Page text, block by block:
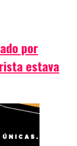
por
estava